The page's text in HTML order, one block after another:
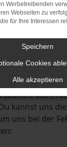
birgt
sondern
werden.
an den
oben
kontaktiere
das
kannst uns
uns bei der
Werbetreibenden
Webseiten zu
für Ihre Interessen
Speichern
Cookies
Alle akzeptieren